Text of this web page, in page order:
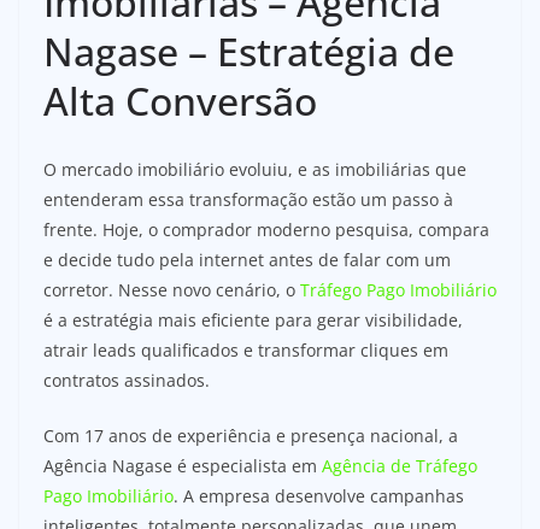
Nagase – Estratégia de
Alta Conversão
O mercado imobiliário evoluiu, e as imobiliárias que
entenderam essa transformação estão um passo à
frente. Hoje, o comprador moderno pesquisa, compara
e decide tudo pela internet antes de falar com um
corretor. Nesse novo cenário, o Tráfego Pago Imobiliário
é a estratégia mais eficiente para gerar visibilidade,
atrair leads qualificados e transformar cliques em
contratos assinados.
Com 17 anos de experiência e presença nacional, a
Agência Nagase é especialista em Agência de Tráfego
Pago Imobiliário. A empresa desenvolve campanhas